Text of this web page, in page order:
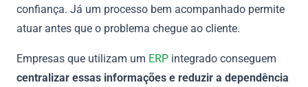
confiança. Já um processo bem acompanhado permite
atuar antes que o problema chegue ao cliente.
Empresas que utilizam um ERP integrado conseguem
centralizar essas informações e reduzir a dependência